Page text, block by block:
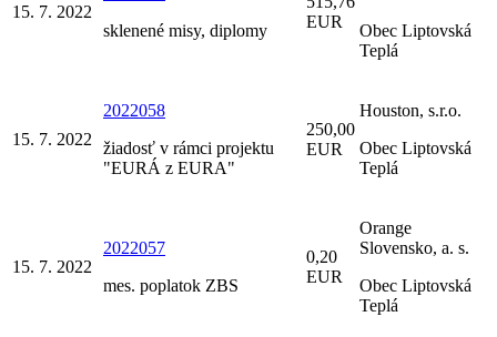
15. 7. 2022
sklenené misy, diplomy
EUR
Obec Liptovská
Teplá
15. 7. 2022
2022058
žiadosť v rámci projektu
"EURÁ z EURA"
250,00
EUR
Houston, s.r.o.
Obec Liptovská
Teplá
15. 7. 2022
2022057
mes. poplatok ZBS
0,20
EUR
Orange
Slovensko, a. s.
Obec Liptovská
Teplá